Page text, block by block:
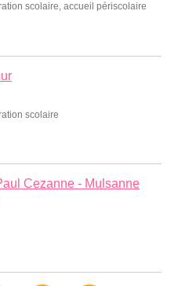
scolaire, accueil périscolaire
scolaire
Cezanne - Mulsanne